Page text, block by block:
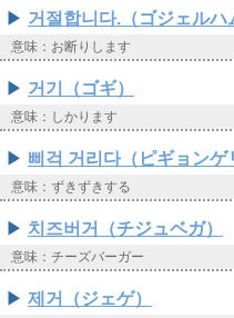
거절합니다.（ゴジェルハ
意味：お断りします
거기（ゴギ）
意味：しかります
삐걱 거리다（ピギョンゲ
意味：ずきずきする
치즈버거（チジュベガ）
意味：チーズバーガー
제거（ジェゲ）